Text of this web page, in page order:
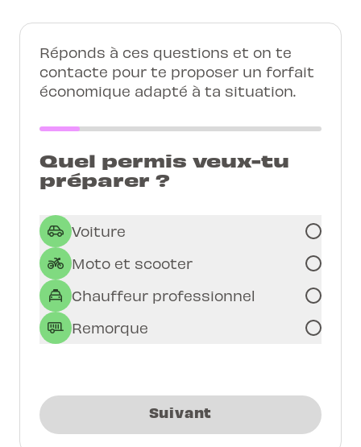
Réponds à ces questions et on te
contacte pour te proposer un forfait
économique adapté à ta situation.
Quel permis veux-tu
préparer ?
Voiture
Moto et scooter
Chauffeur professionnel
Remorque
Suivant